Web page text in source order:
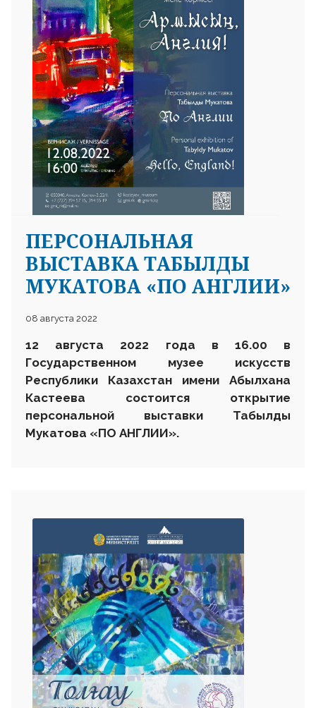
ПЕРСОНАЛЬНАЯ
ВЫСТАВКА ТАБЫЛДЫ
МУКАТОВА «ПО АНГЛИИ»
08 августа 2022
12 августа 2022 года в 16.00 в
Государственном музее искусств
Республики Казахстан имени Абылхана
Кастеева состоится открытие
персональной выставки
Табылды
Мукатова «ПО АНГЛИИ».